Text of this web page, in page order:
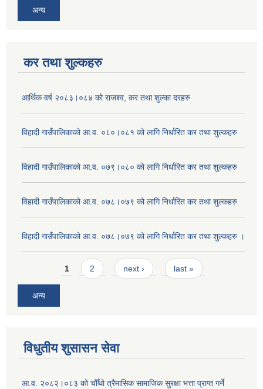
अन्य
कर तथा शुल्कहरु
आर्थिक वर्ष २०८३।०८४ को राजश्व, कर तथा शुल्का दरहरु
विहादी गाउँपालिकाको आ.व. ०८०।०८१ को लागि निर्धारित कर तथा शुल्कहरु
विहादी गाउँपालिकाको आ.व. ०७९।०८० को लागि निर्धारित कर तथा शुल्कहरु
विहादी गाउँपालिकाको आ.व. ०७८।०७९ को लागि निर्धारित कर तथा शुल्कहरु
विहादी गाउँपालिकाको आ.व. ०७८।०७९ को लागि निर्धारित कर तथा शुल्कहरु ।
Pages1 2 next › last »
अन्य
विधुतीय शुसासन सेवा
आ.व. २०८२।०८३ को चौँथो त्रैमासिक सामाजिक सुरक्षा भत्ता प्राप्त गर्ने